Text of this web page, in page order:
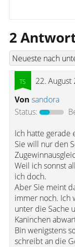
2
22.
Von sandora
Status:
Ich hatte gerade
Sie will nur den
Weil ich sonnst
ich doch.
Aber Sie meint
immer noch. Ich
unter die Sache
Kaninchen
Bin wenigstens
schreibt an die